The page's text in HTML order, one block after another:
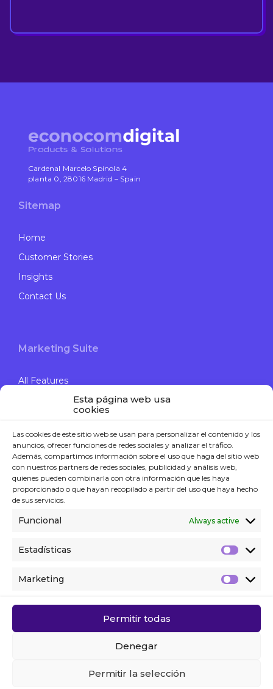
Esta página web usa
cookies
Las cookies de este sitio web se usan para personalizar el contenido y los
anuncios, ofrecer funciones de redes sociales y analizar el tráfico.
Además, compartimos información sobre el uso que haga del sitio web
con nuestros partners de redes sociales, publicidad y análisis web,
quienes pueden combinarla con otra información que les haya
proporcionado o que hayan recopilado a partir del uso que haya hecho
de sus servicios.
Funcional Always active
Estadísticas
Marketing
Permitir todas
Denegar
Permitir la selección
Cardenal Marcelo Spinola 4
planta 0, 28016 Madrid – Spain
Sitemap
Home
Customer Stories
Insights
Contact Us
Marketing Suite
All Features
Offer management
Data Journey
Computer Vision
Privacy Policy ® Econocom Digital